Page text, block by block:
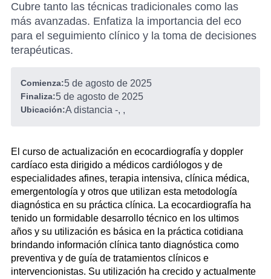
Cubre tanto las técnicas tradicionales como las
más avanzadas. Enfatiza la importancia del eco
para el seguimiento clínico y la toma de decisiones
terapéuticas.
Comienza:5 de agosto de 2025
Finaliza:5 de agosto de 2025
Ubicación:A distancia -, ,
El curso de actualización en ecocardiografía y doppler
cardíaco esta dirigido a médicos cardiólogos y de
especialidades afines, terapia intensiva, clínica médica,
emergentología y otros que utilizan esta metodología
diagnóstica en su práctica clínica. La ecocardiografía ha
tenido un formidable desarrollo técnico en los ultimos
años y su utilización es básica en la práctica cotidiana
brindando información clínica tanto diagnóstica como
preventiva y de guía de tratamientos clínicos e
intervencionistas. Su utilización ha crecido y actualmente